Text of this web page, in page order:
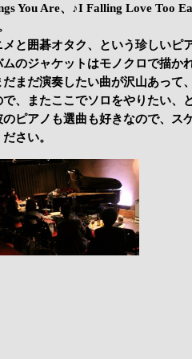
You Are、♪I Falling Love Too
と囲碁オタク、という珍しいピ
のジャケットはモノクロで描か
まだ演奏したい曲が沢山あって
、またここでソロをやりたい、
ピアノも選曲も好きなので、ス
さい。